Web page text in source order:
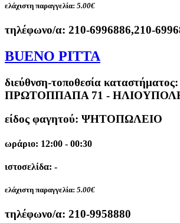
ελάχιστη παραγγελία: 5.00€
τηλέφωνο/α: 210-6996886,210-
BUENO PITTA
διεύθνση-τοποθεσία καταστήματος:
ΠΡΩΤΟΠΠΑΠΑ 71 -
είδος φαγητού: ΨΗΤΟΠΩΛΕΙΟ
ωράριο: 12:00 - 00:30
ιστοσελίδα: -
ελάχιστη παραγγελία: 5.00€
τηλέφωνο/α: 210-9958880